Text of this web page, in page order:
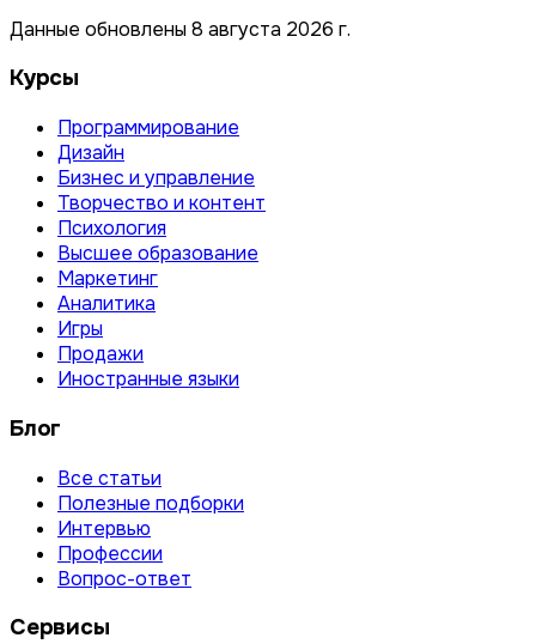
Данные обновлены 8 августа 2026 г.
Курсы
Программирование
Дизайн
Бизнес и управление
Творчество и контент
Психология
Высшее образование
Маркетинг
Аналитика
Игры
Продажи
Иностранные языки
Блог
Все статьи
Полезные подборки
Интервью
Профессии
Вопрос-ответ
Сервисы